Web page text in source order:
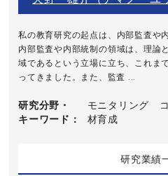
私の教育研究の起点は、内部監査や
内部監査や内部統制の領域は、理論
域であるという立場に立ち、これま
ってきました。また、監査 ...
研究分野・
キーワード
モニタリング
材育成
研究業績